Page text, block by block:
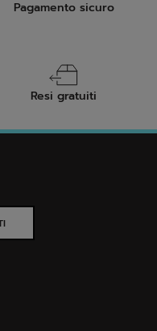
Pagamento sicuro
Resi gratuiti